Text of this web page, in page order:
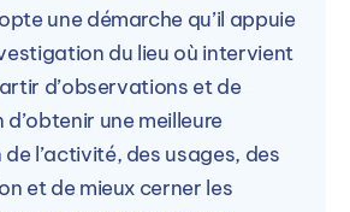
une démarche qu’il appuie
du lieu où intervient
d’observations et de
une meilleure
l’activité, des usages, des
et de mieux cerner les